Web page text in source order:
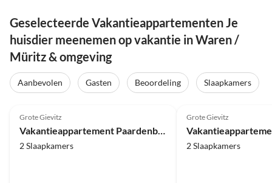
Geselecteerde Vakantieappartementen Je
huisdier meenemen op vakantie in Waren /
Müritz & omgeving
Aanbevolen Gasten Beoordeling
Slaapkamers
Grote Gievitz
2 Slaapkamers
Grote Gievitz
2 Slaapkamers